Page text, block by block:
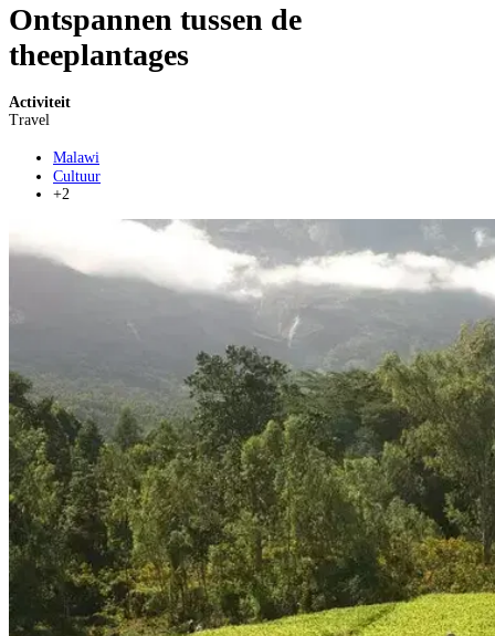
Ontspannen tussen de
theeplantages
Activiteit
Travel
Malawi
Cultuur
+2